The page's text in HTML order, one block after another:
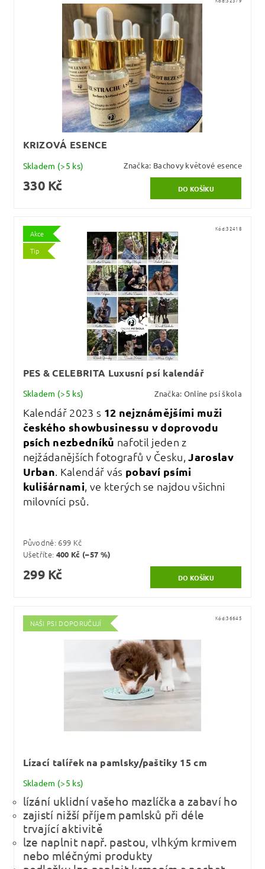
KRIZOVÁ ESENCE
Skladem (>5 ks) Značka: Bachovy květové esence
330 Kč
Akce
Tip
Kód:32418
PES & CELEBRITA Luxusní psí kalendář
Skladem (>5 ks) Značka: Online psí škola
Kalendář 2023 s 12 nejznámějšími muži
českého showbusinessu v doprovodu
psích nezbedníků nafotil jeden z
nejžádanějších fotografů v Česku,Jaroslav
Urban. Kalendář vás pobaví psími
kulišárnami, ve kterých se najdou všichni
milovníci psů.
Původně: 699 Kč
Ušetříte: 400 Kč (–57 %)
299 Kč
NAŠI PSI DOPORUČUJÍ
Kód:36645
Lízací talířek na pamlsky/paštiky 15 cm
Skladem (>5 ks)
lízání uklidní vašeho mazlíčka a zabaví ho
zajistí nižší příjem pamlsků při déle
trvající aktivitě
lze naplnit např. pastou, vlhkým krmivem
nebo mléčnými produkty